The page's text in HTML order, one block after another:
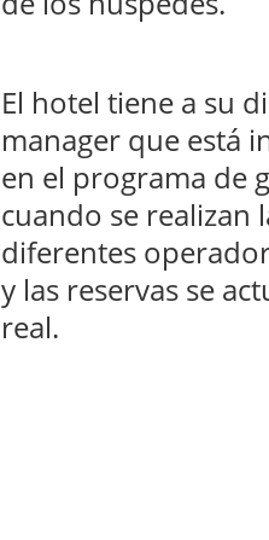
El hotel tiene a su
manager que está
en el programa de
cuando se realizan
diferentes
y las reservas se
real.